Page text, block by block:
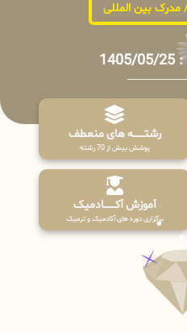
مدرک بین المللی
رشتـــــــه های منعطف
پوشش بیش از 70 رشته
آموزش آکـــــــادمیک
برگزاری دوره های آکادمیک و ترمیک